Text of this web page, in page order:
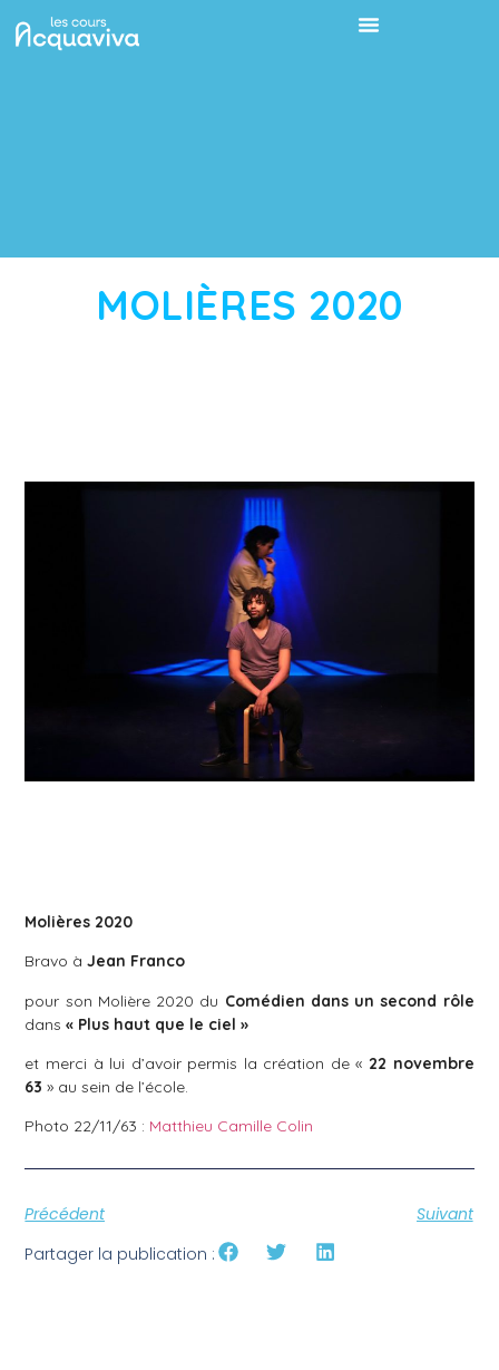
MOLIÈRES 2020
Molières 2020
Bravo àJean Franco
pour son Molière 2020 du Comédien dans un second rôle
dans« Plus haut que le ciel »
et merci à lui d’avoir permis la création de « 22 novembre
63 » au sein de l’école.
Photo 22/11/63 : Matthieu Camille Colin
Précédent
Suivant
Partager la publication :